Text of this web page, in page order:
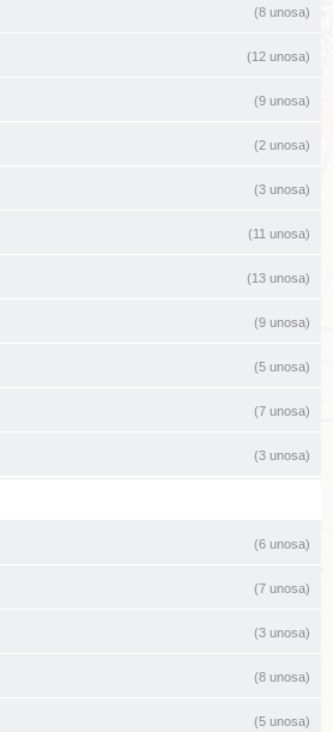
(8 unosa)
(12 unosa)
(9 unosa)
(2 unosa)
(3 unosa)
(11 unosa)
(13 unosa)
(9 unosa)
(5 unosa)
(7 unosa)
(3 unosa)
(6 unosa)
(7 unosa)
(3 unosa)
(8 unosa)
(5 unosa)